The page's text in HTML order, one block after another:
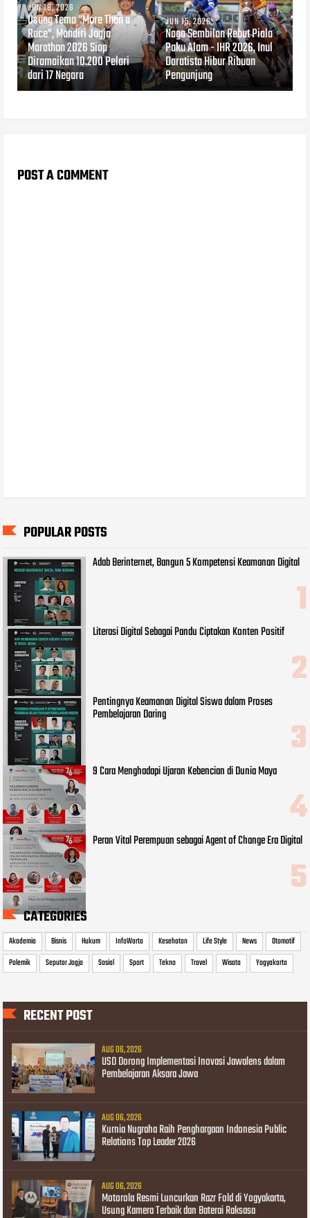
JUN 18, 2026
Usung Tema "More Than a
Race", Mandiri Jogja
Marathon 2026 Siap
Diramaikan 10.200 Pelari
dari 17 Negara
JUN 15, 2026
Naga Sembilan Rebut Piala
Paku Alam - IHR 2026, Inul
Daratista Hibur Ribuan
Pengunjung
POST A COMMENT
POPULAR POSTS
Adab Berinternet, Bangun 5 Kompetensi Keamanan Digital
Literasi Digital Sebagai Pandu Ciptakan Konten Positif
Pentingnya Keamanan Digital Siswa dalam Proses
Pembelajaran Daring
9 Cara Menghadapi Ujaran Kebencian di Dunia Maya
Peran Vital Perempuan sebagai Agent of Change Era Digital
CATEGORIES
Akademia Bisnis Hukum InfoWarta Kesehatan Life Style News
Otomotif
Polemik
Seputar Jogja Sosial Sport Tekno Travel Wisata Yogyakarta
RECENT POST
AUG 06, 2026
USD Dorong Implementasi Inovasi Jawalens dalam
Pembelajaran Aksara Jawa
AUG 06, 2026
Kurnia Nugraha Raih Penghargaan Indonesia Public
Relations Top Leader 2026
AUG 06, 2026
Motorola Resmi Luncurkan Razr Fold di Yogyakarta,
Usung Kamera Terbaik dan Baterai Raksasa